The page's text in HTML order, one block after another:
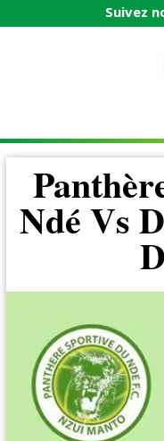
Suivez
Ndé Vs